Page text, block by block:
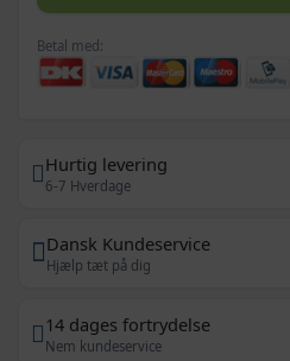
Betal med:
Hurtig levering
6-7 Hverdage
Dansk Kundeservice
Hjælp tæt på dig
14 dages fortrydelse
Nem kundeservice